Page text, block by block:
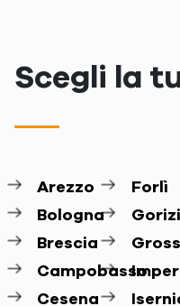
Scegli la
Arezzo
Bologna
Brescia
Campobasso
Cesena
Forlì